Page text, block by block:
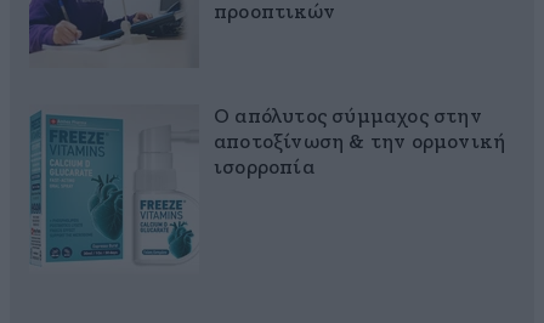
προοπτικών
Ο απόλυτος σύμμαχος στην
αποτοξίνωση & την ορμονική
ισορροπία